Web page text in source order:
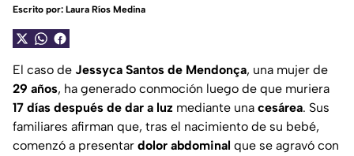
Escrito por: Laura Ríos Medina
El caso de Jessyca Santos de Mendonça, una mujer de
29 años, ha generado conmoción luego de que muriera
17 días después de dar a luz mediante una cesárea. Sus
familiares afirman que, tras el nacimiento de su bebé,
comenzó a presentar dolor abdominal que se agravó con